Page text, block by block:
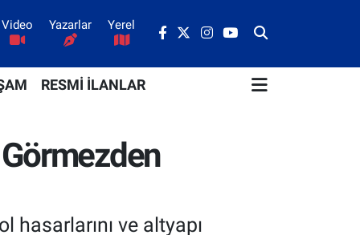
Video Yazarlar Yerel
RESMİ İLANLAR
hasarlarını ve altyapı